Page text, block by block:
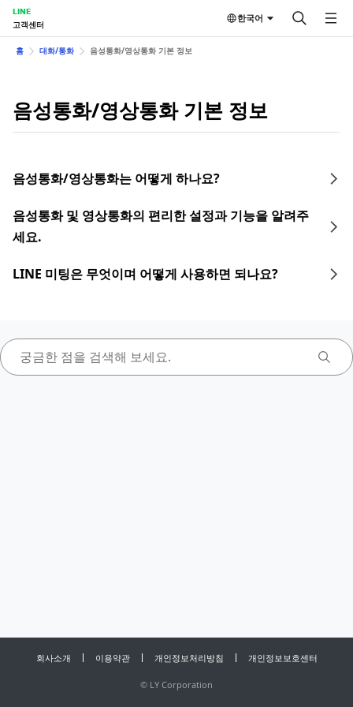
LINE
고객센터
한국어
홈 대화/통화 음성통화/영상통화 기본 정보
음성통화/영상통화 기본 정보
음성통화/영상통화는 어떻게 하나요?
음성통화 및 영상통화의 편리한 설정과 기능을 알려주
세요.
LINE 미팅은 무엇이며 어떻게 사용하면 되나요?
회사소개 이용약관 개인정보처리방침 개인정보보호센터
© LY Corporation